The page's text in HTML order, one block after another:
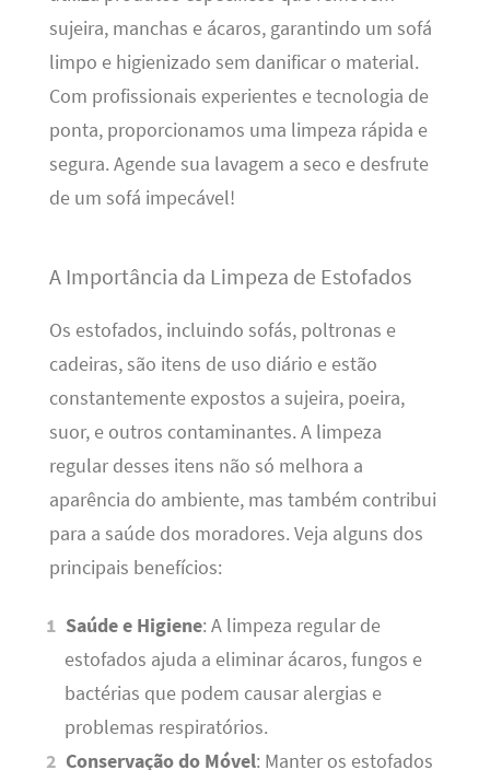
sujeira, manchas e ácaros, garantindo um sofá
limpo e higienizado sem danificar o material.
Com profissionais experientes e tecnologia de
ponta, proporcionamos uma limpeza rápida e
segura. Agende sua lavagem a seco e desfrute
de um sofá impecável!
A Importância da Limpeza de Estofados
Os estofados, incluindo sofás, poltronas e
cadeiras, são itens de uso diário e estão
constantemente expostos a sujeira, poeira,
suor, e outros contaminantes. A limpeza
regular desses itens não só melhora a
aparência do ambiente, mas também contribui
para a saúde dos moradores. Veja alguns dos
principais benefícios:
Saúde e Higiene: A limpeza regular de
estofados ajuda a eliminar ácaros, fungos e
bactérias que podem causar alergias e
problemas respiratórios.
Conservação do Móvel: Manter os estofados